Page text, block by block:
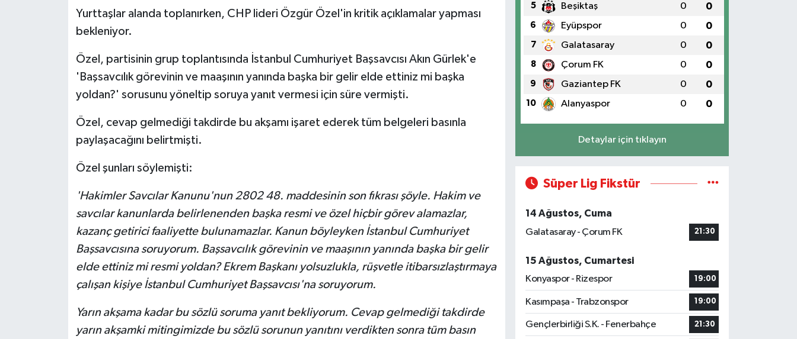
Yurttaşlar alanda toplanırken, CHP lideri Özgür Özel'in kritik açıklamalar yapması
bekleniyor.
Özel, partisinin grup toplantısında İstanbul Cumhuriyet Başsavcısı Akın Gürlek'e
'Başsavcılık görevinin ve maaşının yanında başka bir gelir elde ettiniz mi başka
yoldan?' sorusunu yöneltip soruya yanıt vermesi için süre vermişti.
Özel, cevap gelmediği takdirde bu akşamı işaret ederek tüm belgeleri basınla
paylaşacağını belirtmişti.
Özel şunları söylemişti:
'Hakimler Savcılar Kanunu'nun 2802 48. maddesinin son fıkrası şöyle. Hakim ve
savcılar kanunlarda belirlenenden başka resmi ve özel hiçbir görev alamazlar,
kazanç getirici faaliyette bulunamazlar. Kanun böyleyken İstanbul Cumhuriyet
Başsavcısına soruyorum. Başsavcılık görevinin ve maaşının yanında başka bir gelir
elde ettiniz mi resmi yoldan? Ekrem Başkanı yolsuzlukla, rüşvetle itibarsızlaştırmaya
çalışan kişiye İstanbul Cumhuriyet Başsavcısı'na soruyorum.
Yarın akşama kadar bu sözlü soruma yanıt bekliyorum. Cevap gelmediği takdirde
yarın akşamki mitingimizde bu sözlü sorunun yanıtını verdikten sonra tüm basın
5 Beşiktaş 0 0
6 Eyüpspor 0 0
7 Galatasaray 0 0
8 Çorum FK 0 0
9 Gaziantep FK 0 0
10 Alanyaspor 0 0
Detaylar için tıklayın
Süper Lig Fikstür
14 Ağustos, Cuma
Galatasaray - Çorum FK
21:30
15 Ağustos, Cumartesi
Konyaspor - Rizespor
19:00
Kasımpaşa - Trabzonspor 19:00
Gençlerbirliği S.K. - Fenerbahçe 21:30